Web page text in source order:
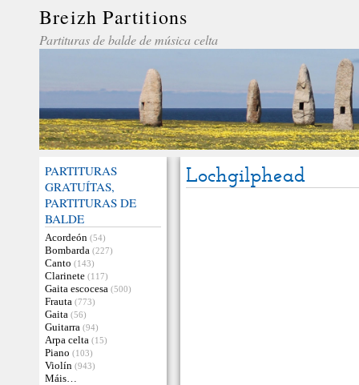
Breizh Partitions
Partituras de balde de música celta
PARTITURAS
GRATUÍTAS,
PARTITURAS DE
BALDE
Acordeón (54)
Bombarda (227)
Canto (143)
Clarinete (117)
Gaita escocesa (500)
Frauta (773)
Gaita (56)
Guitarra (94)
Arpa celta (15)
Piano (103)
Violín (943)
Máis…
Lochgilphead